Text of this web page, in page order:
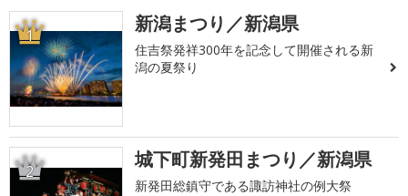
1 新潟まつり／新潟県
住吉祭発祥300年を記念して開催される新
潟の夏祭り
2 城下町新発田まつり／新潟県
新発田総鎮守である諏訪神社の例大祭